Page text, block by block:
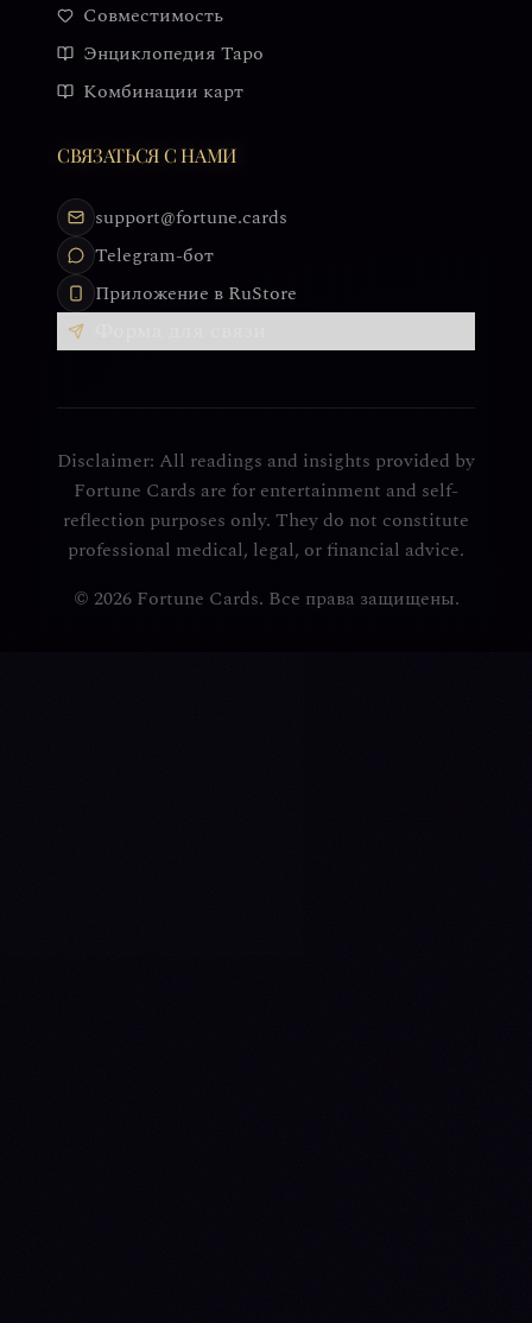
Совместимость
Энциклопедия Таро
Комбинации карт
СВЯЗАТЬСЯ С НАМИ
support@fortune.cards
Telegram-бот
Приложение в RuStore
Disclaimer: All readings and insights provided by
Fortune Cards are for entertainment and self-
reflection purposes only. They do not constitute
professional medical, legal, or financial advice.
© 2026 Fortune Cards. Все права защищены.